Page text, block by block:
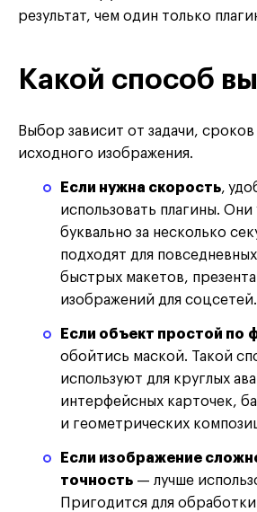
результат, чем один только
Какой способ
Выбор зависит от задачи, сроков
исходного изображения.
Если нужна скорость,
использовать плагины.
буквально за несколько
подходят для
быстрых макетов,
изображений для соцсетей.
Если объект простой по
обойтись маской. Такой
используют для круглых
интерфейсных карточек,
и геометрических
Если изображение
точность— лучше
Пригодится для